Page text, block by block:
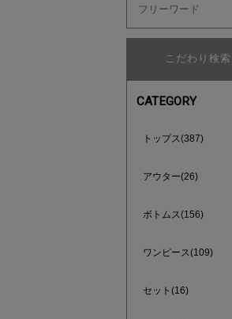
こだわり検索
CATEGORY
トップス(387)
アウター(26)
ボトムス(156)
ワンピース(109)
セット(16)